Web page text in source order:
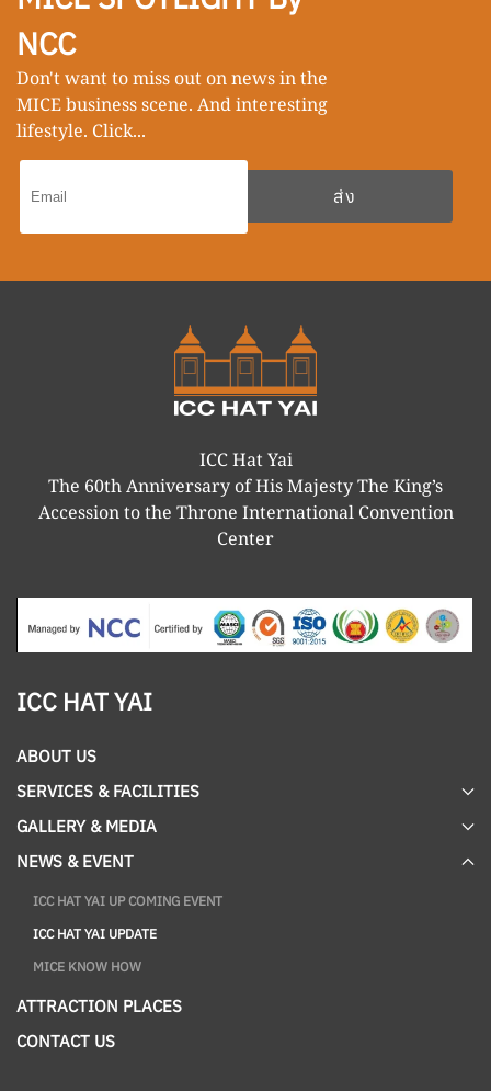
NCC
Don't want to miss out on news in the
MICE business scene. And interesting
lifestyle. Click...
ICC Hat Yai
The 60th Anniversary of His Majesty The King’s
Accession to the Throne International Convention
Center
ICC HAT YAI
ABOUT US
SERVICES & FACILITIES
GALLERY & MEDIA
NEWS & EVENT
ICC HAT YAI UP COMING EVENT
ICC HAT YAI UPDATE
MICE KNOW HOW
ATTRACTION PLACES
CONTACT US